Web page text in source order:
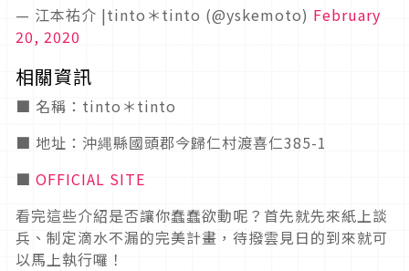
— 江本祐介 |tinto＊tinto (@yskemoto) February
20, 2020
相關資訊
■ 名稱：tinto＊tinto
■ 地址：沖縄縣國頭郡今歸仁村渡喜仁385-1
■ OFFICIAL SITE
看完這些介紹是否讓你蠢蠢欲動呢？首先就先來紙上談
兵、制定滴水不漏的完美計畫，待撥雲見日的到來就可
以馬上執行囉！